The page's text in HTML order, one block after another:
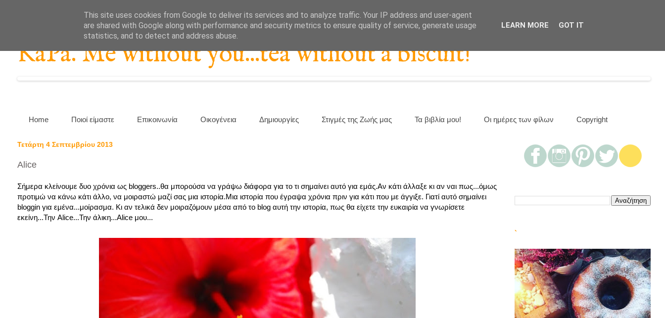
KaPa. Me without you...tea without a biscuit!
Home Ποιοί είμαστε Επικοινωνία Οικογένεια Δημιουργίες Στιγμές της Ζωής μας Τα βιβλία μου! Οι ημέρες των φίλων Copyright
Τετάρτη 4 Σεπτεμβρίου 2013
Alice
Σήμερα κλείνουμε δυο χρόνια ως bloggers..θα μπορούσα να γράψω διάφορα για το τι σημαίνει αυτό για εμάς.Αν κάτι άλλαξε κι αν ναι πως...όμως
προτιμώ να κάνω κάτι άλλο, να μοιραστώ μαζί σας μια ιστορία.Μια ιστορία που έγραψα χρόνια πριν για κάτι που με άγγιξε. Γιατί αυτό σημαίνει
bloggin για εμένα...μοίρασμα. Κι αν τελικά δεν μοιραζόμουν μέσα από το blog αυτή την ιστορία, πως θα είχετε την ευκαιρία να γνωρίσετε
εκείνη...Την Alice...Την άλικη...Alice μου...
`
This site uses cookies from Google to deliver its services and to analyze traffic. Your IP address and user-agent
are shared with Google along with performance and security metrics to ensure quality of service, generate usage
statistics, and to detect and address abuse.
LEARN MORE GOT IT